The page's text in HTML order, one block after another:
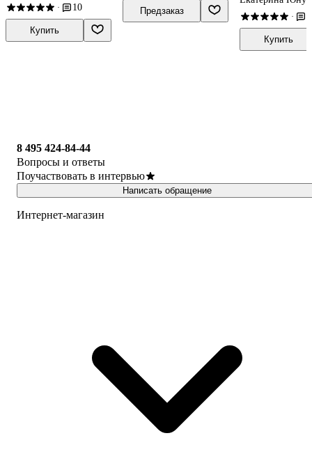
· 10
Купить
Предзаказ
кармане
·
Купить
8 495 424-84-44
Вопросы и ответы
Поучаствовать в интервью
Написать обращение
Интернет-магазин